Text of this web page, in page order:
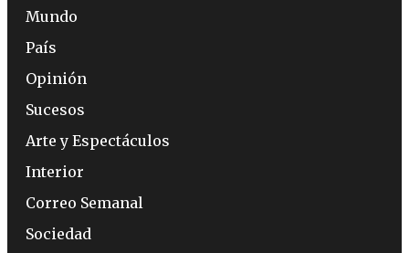
Mundo
País
Opinión
Sucesos
Arte y Espectáculos
Interior
Correo Semanal
Sociedad